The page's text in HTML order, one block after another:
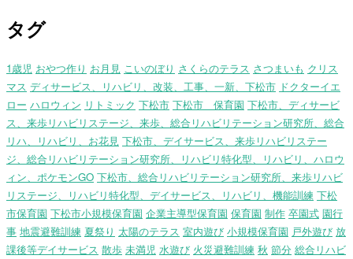
タグ
1歳児 おやつ作り お月見 こいのぼり さくらのテラス さつまいも クリス
マス ディサービス、リハビリ、改装、工事、一新、下松市 ドクターイエ
ロー ハロウィン リトミック 下松市 下松市 保育園 下松市、ディサービ
ス、来歩リハビリステージ、来歩、総合リハビリテーション研究所、総合
リハ、リハビリ、お花見 下松市、デイサービス、来歩リハビリステー
ジ、総合リハビリテーション研究所、リハビリ特化型、リハビリ、ハロウ
ィン、ポケモンGO 下松市、総合リハビリテーション研究所、来歩リハビ
リステージ、リハビリ特化型、デイサービス、リハビリ、機能訓練 下松
市保育園 下松市小規模保育園 企業主導型保育園 保育園 制作 卒園式 園行
事 地震避難訓練 夏祭り 太陽のテラス 室内遊び 小規模保育園 戸外遊び 放
課後等デイサービス 散歩 未満児 水遊び 火災避難訓練 秋 節分 総合リハビ